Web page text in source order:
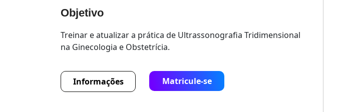
Objetivo
Treinar e atualizar a prática de Ultrassonografia Tridimensional
na Ginecologia e Obstetrícia.
Informações Matricule-se